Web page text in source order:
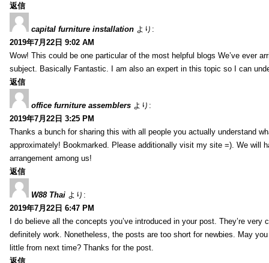
返信
capital furniture installation より:
2019年7月22日 9:02 AM
Wow! This could be one particular of the most helpful blogs We’ve ever
subject. Basically Fantastic. I am also an expert in this topic so I can
返信
office furniture assemblers より:
2019年7月22日 3:25 PM
Thanks a bunch for sharing this with all people you actually understand
approximately! Bookmarked. Please additionally visit my site =). We will
arrangement among us!
返信
W88 Thai より:
2019年7月22日 6:47 PM
I do believe all the concepts you’ve introduced in your post. They’re very
definitely work. Nonetheless, the posts are too short for newbies. May
little from next time? Thanks for the post.
返信